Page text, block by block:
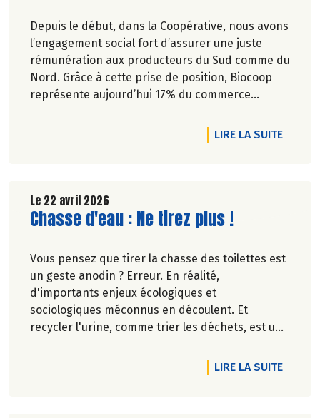
Depuis le début, dans la Coopérative, nous avons
l’engagement social fort d’assurer une juste
rémunération aux producteurs du Sud comme du
Nord. Grâce à cette prise de position, Biocoop
représente aujourd’hui 17% du commerce
marque Biocoop sont labellisés CE. LIRE LA SUITEDE
Le 22 avril 2026
Lire la suite de l'article
Chasse d'eau : Ne tirez plus !
Vous pensez que tirer la chasse des toilettes est
un geste anodin ? Erreur. En réalité,
d'importants enjeux écologiques et
sociologiques méconnus en découlent. Et
recycler l'urine, comme trier les déchets, est une
LIRE LA SUITEDE